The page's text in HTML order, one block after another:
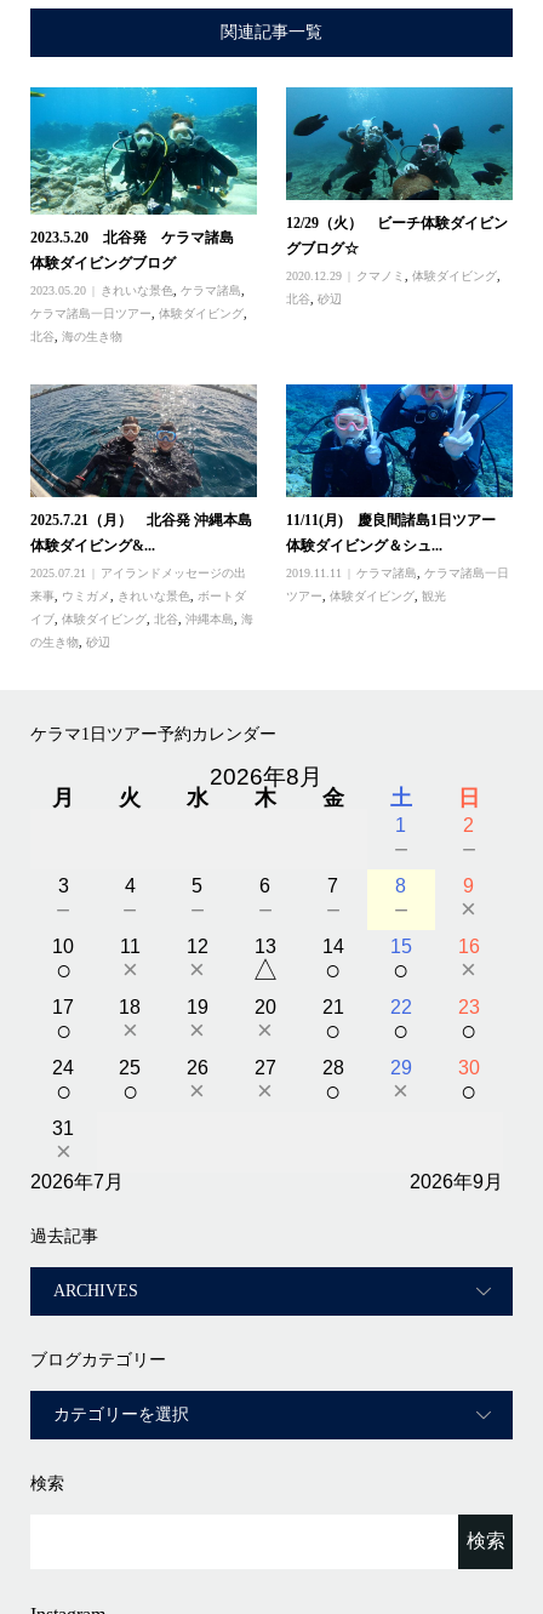
関連記事一覧
2023.5.20 北谷発 ケラマ諸島
体験ダイビングブログ
2023.05.20 きれいな景色 ケラマ諸島
ケラマ諸島一日ツアー
体験ダイビング,
北谷, 海の生き物
12/29（火） ビーチ体験ダイビン
グブログ☆
2020.12.29 クマノミ,体験ダイビング,
北谷,砂辺
2025.7.21（月） 北谷発 沖縄本島
体験ダイビング&...
2025.07.21
アイランドメッセージの出
来事, ウミガメ, きれいな景色, ボートダ
イブ, 体験ダイビング, 北谷, 沖縄本島, 海
の生き物, 砂辺
11/11(月) 慶良間諸島1日ツアー
体験ダイビング＆シュ...
2019.11.11 ケラマ諸島,ケラマ諸島一日
ツアー,体験ダイビング,観光
ケラマ1日ツアー予約カレンダー
2026年8月
月 火 水 木 金 土 日
1
－
2
－
3
－
4
－
5
－
6
－
7
－
8
－
9
×
10
○
11
×
12
×
13
△
14
○
15
○
16
×
17
○
18
×
19
×
20
×
21
○
22
○
23
○
24
○
25
○
26
×
27
×
28
○
29
×
30
○
31
×
2026年7月 2026年9月
過去記事
ブログカテゴリー
検索